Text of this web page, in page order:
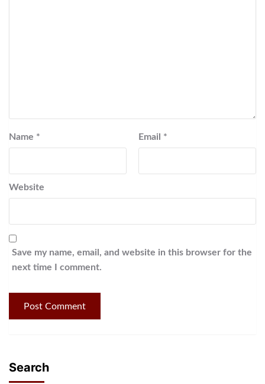
Name * Email *
Website
Save my name, email, and website in this browser for the
next time I comment.
Search